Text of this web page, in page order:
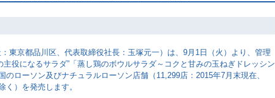
東京都品川区、代表取締役社長：玉塚元一）は、9月1日（火）より、管理
主役になるサラダ”「蒸し鶏のボウルサラダ～コクと甘みの玉ねぎドレッシン
のローソン及びナチュラルローソン店舗（11,299店：2015年7月末現在、
く）を発売します。